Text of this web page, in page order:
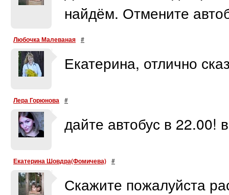
найдём. Отмените
Любочка Малеваная #
Екатерина, отлично
Лера Горюнова #
дайте автобус в 22.00!
Екатерина Шовдра(Фомичева) #
Скажите пожалуйста